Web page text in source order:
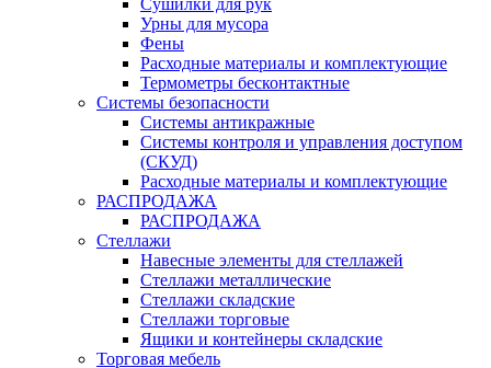
Сушилки для рук
Урны для мусора
Фены
Расходные материалы и комплектующие
Термометры бесконтактные
Системы безопасности
Системы антикражные
Системы контроля и управления доступом
(СКУД)
Расходные материалы и комплектующие
РАСПРОДАЖА
РАСПРОДАЖА
Стеллажи
Навесные элементы для стеллажей
Стеллажи металлические
Стеллажи складские
Стеллажи торговые
Ящики и контейнеры складские
Торговая мебель